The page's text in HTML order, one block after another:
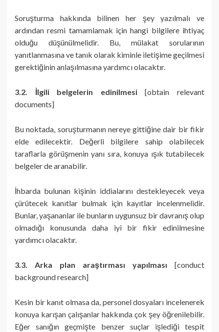
Soruşturma hakkında bilinen her şey yazılmalı ve
ardından resmi tamamlamak için hangi bilgilere ihtiyaç
olduğu düşünülmelidir. Bu, mülakat sorularının
yanıtlanmasına ve tanık olarak kiminle iletişime geçilmesi
gerektiğinin anlaşılmasına yardımcı olacaktır.
3.2. İlgili belgelerin edinilmesi[obtain relevant
documents]
Bu noktada, soruşturmanın nereye gittiğine dair bir fikir
elde edilecektir. Değerli bilgilere sahip olabilecek
taraflarla görüşmenin yanı sıra, konuya ışık tutabilecek
belgeler de aranabilir.
İhbarda bulunan kişinin iddialarını destekleyecek veya
çürütecek kanıtlar bulmak için kayıtlar incelenmelidir.
Bunlar, yaşananlar ile bunların uygunsuz bir davranış olup
olmadığı konusunda daha iyi bir fikir edinilmesine
yardımcı olacaktır.
3.3. Arka plan araştırması yapılması [conduct
background research]
Kesin bir kanıt olmasa da, personel dosyaları incelenerek
konuya karışan çalışanlar hakkında çok şey öğrenilebilir.
Eğer sanığın geçmişte benzer suçlar işlediği tespit